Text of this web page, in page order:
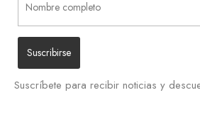
Suscríbete para recibir noticias y